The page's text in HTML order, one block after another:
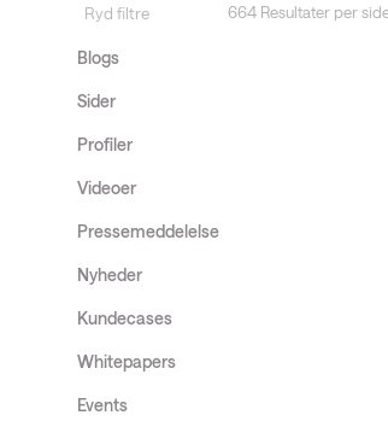
664 Resultater per
Ryd filtre
Blogs
Sider
Profiler
Videoer
Pressemeddelelse
Nyheder
Kundecases
Whitepapers
Events